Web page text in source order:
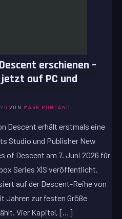
erschienen –
auf PC und
VON MARK RUHLAND
Descent erhält erstmals eine
Studio und Publisher New
of Descent am 7. Juni 2026 für
Series X|S veröffentlicht.
auf der Descent-Reihe von
Jahren zur festen Größe
Vier Kapitel, […]